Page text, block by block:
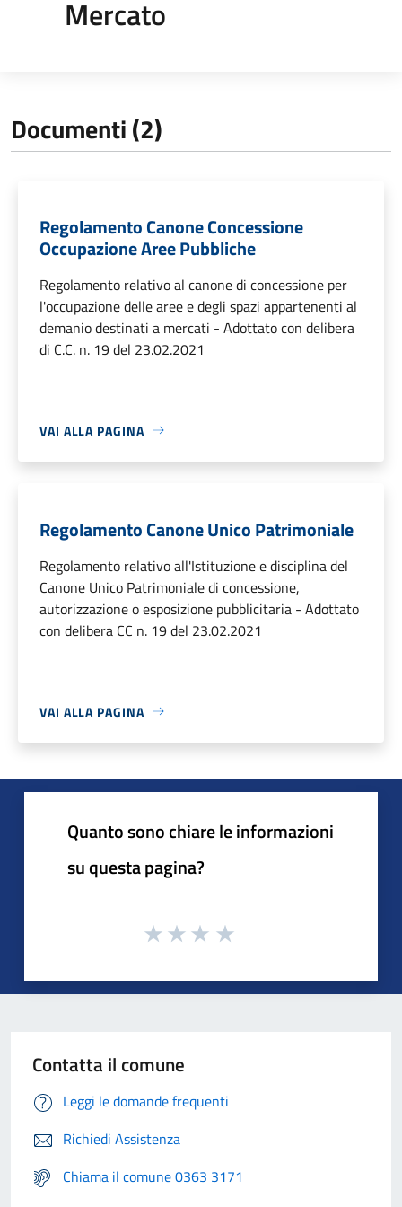
Mercato
Documenti (2)
Regolamento Canone Concessione
Occupazione Aree Pubbliche
Regolamento relativo al canone di concessione per
l'occupazione delle aree e degli spazi appartenenti al
demanio destinati a mercati - Adottato con delibera
di C.C. n. 19 del 23.02.2021
VAI ALLA PAGINA
Regolamento Canone Unico Patrimoniale
Regolamento relativo all'Istituzione e disciplina del
Canone Unico Patrimoniale di concessione,
autorizzazione o esposizione pubblicitaria - Adottato
con delibera CC n. 19 del 23.02.2021
VAI ALLA PAGINA
Quanto sono chiare le informazioni
su questa pagina?
Contatta il comune
Leggi le domande frequenti
Richiedi Assistenza
Chiama il comune 0363 3171